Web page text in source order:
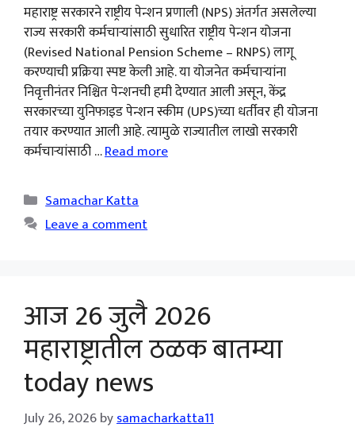
महाराष्ट्र सरकारने राष्ट्रीय पेन्शन प्रणाली (NPS) अंतर्गत असलेल्या
राज्य सरकारी कर्मचाऱ्यांसाठी सुधारित राष्ट्रीय पेन्शन योजना
(Revised National Pension Scheme – RNPS) लागू
करण्याची प्रक्रिया स्पष्ट केली आहे. या योजनेत कर्मचाऱ्यांना
निवृत्तीनंतर निश्चित पेन्शनची हमी देण्यात आली असून, केंद्र
सरकारच्या युनिफाइड पेन्शन स्कीम (UPS)च्या धर्तीवर ही योजना
तयार करण्यात आली आहे. त्यामुळे राज्यातील लाखो सरकारी
कर्मचाऱ्यांसाठी …Read more
Categories
Samachar Katta
Leave a comment
आज 26 जुलै 2026
महाराष्ट्रातील ठळक बातम्या
today news
July 26, 2026bysamacharkatta11